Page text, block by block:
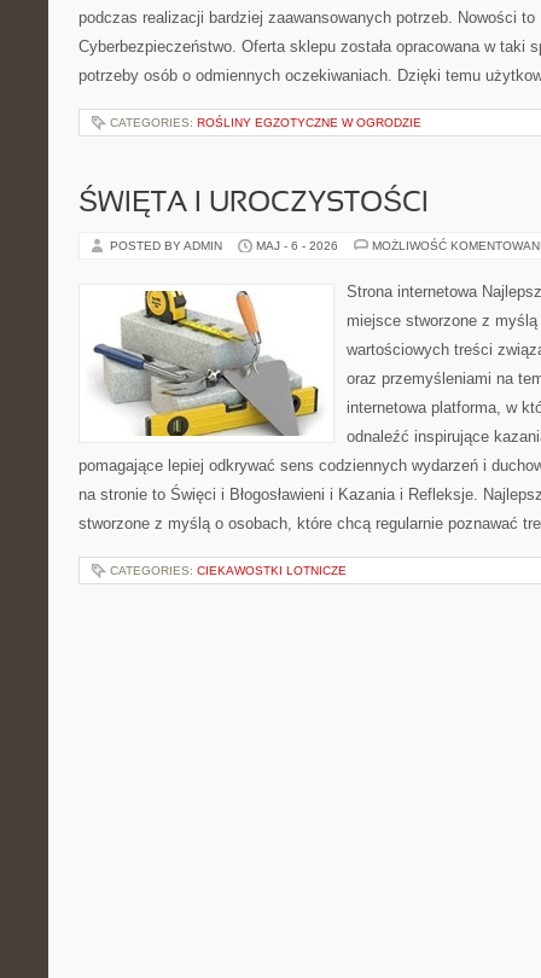
podczas realizacji bardziej zaawansowanych potrzeb. Nowości to
Cyberbezpieczeństwo. Oferta sklepu została opracowana w taki
potrzeby osób o odmiennych oczekiwaniach. Dzięki temu
CATEGORIES: ROŚLINY EGZOTYCZNE W OGRODZIE
ŚWIĘTA I UROCZYSTOŚCI
POSTED BY ADMIN MAJ - 6 - 2026 MOŻLIWOŚĆ
Strona internetowa
miejsce stworzone z
wartościowych treści
oraz przemyśleniami na
internetowa platforma, w
odnaleźć inspirujące
pomagające lepiej odkrywać sens codziennych wydarzeń i
na stronie to Święci i Błogosławieni i Kazania i Refleksje.
stworzone z myślą o osobach, które chcą regularnie poznawać
CATEGORIES: CIEKAWOSTKI LOTNICZE